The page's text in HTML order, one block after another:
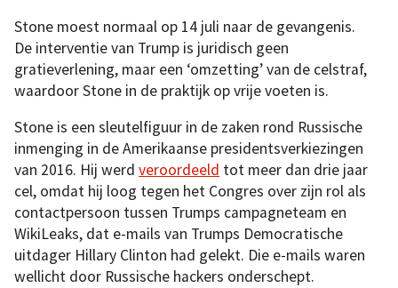
Stone moest normaal op 14 juli naar de gevangenis.
De interventie van Trump is juridisch geen
gratieverlening, maar een ‘omzetting’ van de celstraf,
waardoor Stone in de praktijk op vrije voeten is.
Stone is een sleutelfiguur in de zaken rond Russische
inmenging in de Amerikaanse presidentsverkiezingen
van 2016. Hij werd veroordeeld tot meer dan drie jaar
cel, omdat hij loog tegen het Congres over zijn rol als
contactpersoon tussen Trumps campagneteam en
WikiLeaks, dat e-mails van Trumps Democratische
uitdager Hillary Clinton had gelekt. Die e-mails waren
wellicht door Russische hackers onderschept.